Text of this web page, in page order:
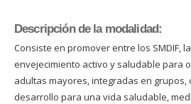
Descripción de la modalidad:
Consiste en promover entre los SMDIF,
envejecimiento activo y saludable para
adultas mayores, integradas en
desarrollo para una vida saludable,